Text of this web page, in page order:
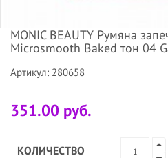
MONIC BEAUTY Румяна
Microsmooth Baked тон 04
Артикул: 280658
351.00 руб.
КОЛИЧЕСТВО